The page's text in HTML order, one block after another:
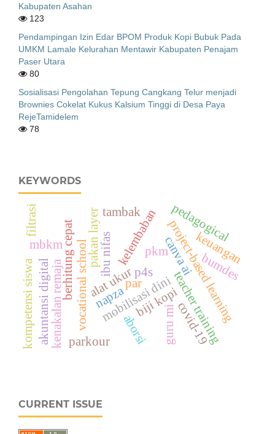
Kabupaten Asahan
123
Pendampingan Izin Edar BPOM Produk Kopi Bubuk Pada
UMKM Lamale Kelurahan Mentawir Kabupaten Penajam
Paser Utara
80
Sosialisasi Pengolahan Tepung Cangkang Telur menjadi
Brownies Cokelat Kukus Kalsium Tinggi di Desa Paya
RejeTamidelem
78
KEYWORDS
canva ai
alat ukur
ibu nifas
mobilisasi diniproject-based learning
pedagogical
teacher training
vocational school biji kopi
kelembaban
berhitung cepat
guru mi
bumdes
keuangan
p4s
par
pakan layer
kenakalan remaja napza
aborsi
mbkm
akuntansi digital
kompetensi siswa
pkm
covid-19
tambak
filtrasi
parkour
CURRENT ISSUE